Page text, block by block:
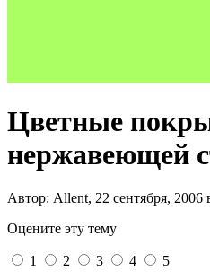
Цветные
нержавеющей
Автор: Allent, 22 сентября, 2006
Оцените эту тему
1 2 3 4 5